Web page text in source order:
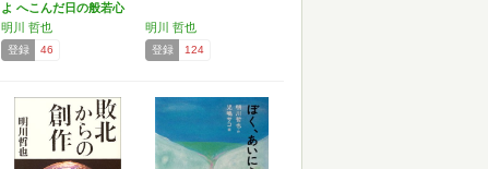
よ へこんだ日の般若心
経…
明川 哲也
登録 46
明川 哲也
登録 124